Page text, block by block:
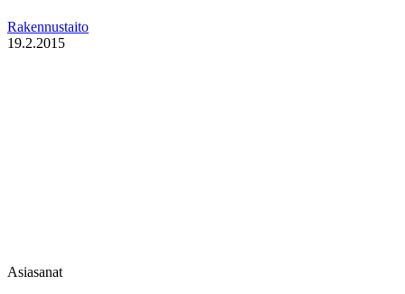
Rakennustaito
19.2.2015
Asiasanat